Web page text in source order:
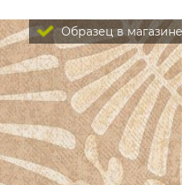
Образец в магазине